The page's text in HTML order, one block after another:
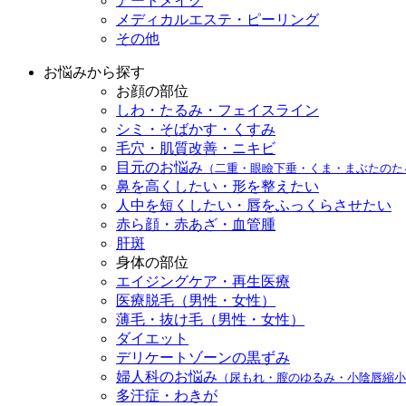
メディカルエステ・ピーリング
その他
お悩みから探す
お顔の部位
しわ・たるみ・フェイスライン
シミ・そばかす・くすみ
毛穴・肌質改善・ニキビ
目元のお悩み （二重・眼瞼下垂・くま・まぶたのた
鼻を高くしたい・形を整えたい
人中を短くしたい・唇をふっくらさせたい
赤ら顔・赤あざ・血管腫
肝斑
身体の部位
エイジングケア・再生医療
医療脱毛（男性・女性）
薄毛・抜け毛（男性・女性）
ダイエット
デリケートゾーンの黒ずみ
婦人科のお悩み （尿もれ・膣のゆるみ・小陰唇縮小
多汗症・わきが